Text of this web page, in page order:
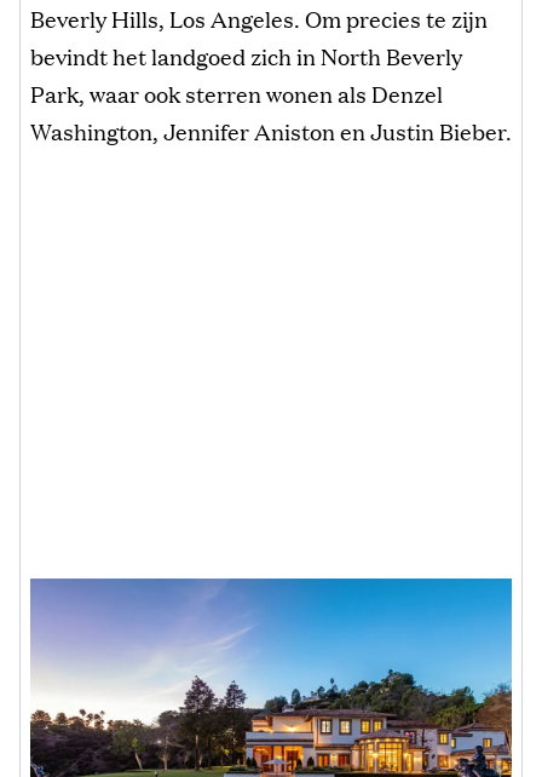
Beverly Hills, Los Angeles. Om precies te zijn
bevindt het landgoed zich in North Beverly
Park, waar ook sterren wonen als Denzel
Washington, Jennifer Aniston en Justin Bieber.